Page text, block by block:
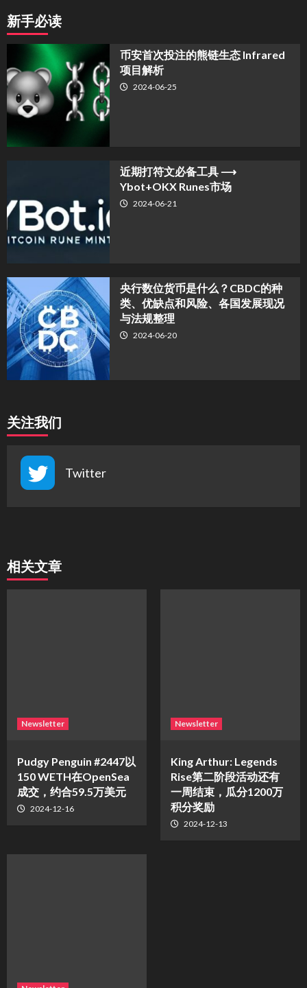
新手必读
币安首次投注的熊链生态 Infrared
项目解析
2024-06-25
近期打符文必备工具 ⟶
Ybot+OKX Runes市场
2024-06-21
央行数位货币是什么？CBDC的种
类、优缺点和风险、各国发展现况
与法规整理
2024-06-20
关注我们
Twitter
相关文章
Newsletter
Pudgy Penguin #2447以
150 WETH在OpenSea
成交，约合59.5万美元
2024-12-16
Newsletter
King Arthur: Legends
Rise第二阶段活动还有
一周结束，瓜分1200万
积分奖励
2024-12-13